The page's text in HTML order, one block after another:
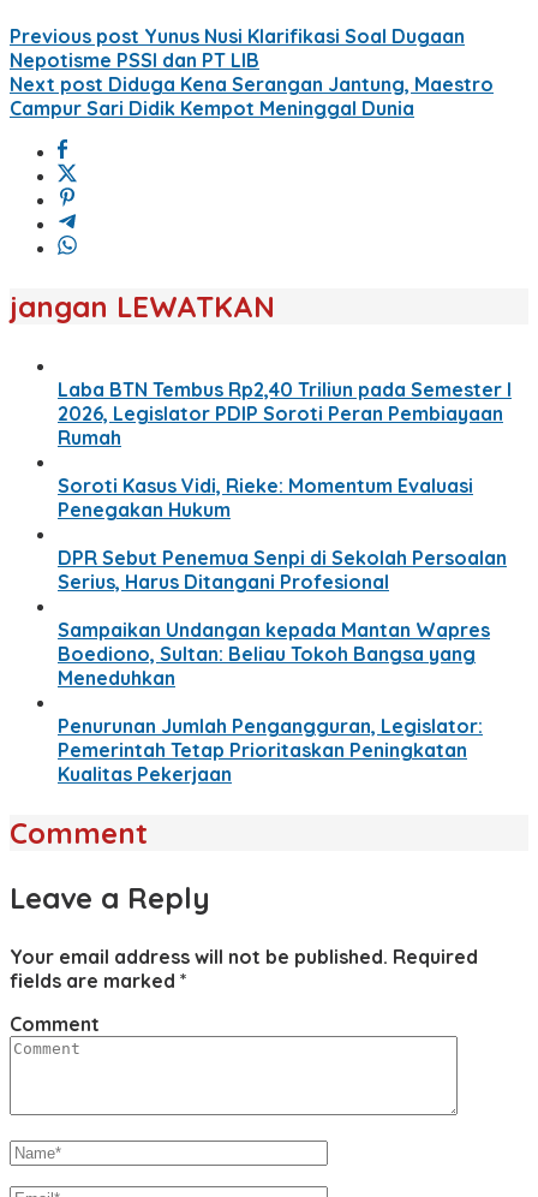
Previous post Yunus Nusi Klarifikasi Soal Dugaan
Nepotisme PSSI dan PT LIB
Next post Diduga Kena Serangan Jantung, Maestro
Campur Sari Didik Kempot Meninggal Dunia
jangan LEWATKAN
Laba BTN Tembus Rp2,40 Triliun pada Semester I
2026, Legislator PDIP Soroti Peran Pembiayaan
Rumah
Soroti Kasus Vidi, Rieke: Momentum Evaluasi
Penegakan Hukum
DPR Sebut Penemua Senpi di Sekolah Persoalan
Serius, Harus Ditangani Profesional
Sampaikan Undangan kepada Mantan Wapres
Boediono, Sultan: Beliau Tokoh Bangsa yang
Meneduhkan
Penurunan Jumlah Pengangguran, Legislator:
Pemerintah Tetap Prioritaskan Peningkatan
Kualitas Pekerjaan
Comment
Leave a Reply
Your email address will not be published. Required
fields are marked *
Comment